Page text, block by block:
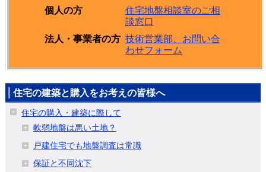
個人の方
住宅地盤相談室のご相
談窓口
法人・事業者の方 技術営業部、お問い合
わせフォーム
住宅の建築と購入をお考えの皆様へ
住宅の購入・建築に際して
軟弱地盤は悪い土地？
戸建住宅でも地盤調査は常識
保証と不同沈下